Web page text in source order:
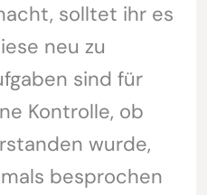
solltet ihr es
neu zu
sind für
Kontrolle, ob
wurde,
besprochen